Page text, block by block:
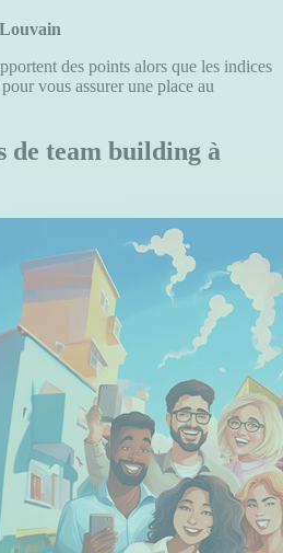
des points alors que les indices
vous assurer une place au
de team building à